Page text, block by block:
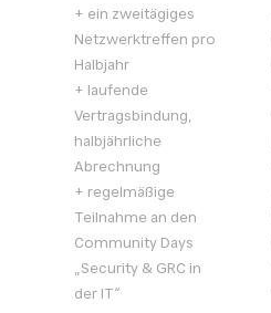
+ ein zweitägiges
Netzwerktreffen pro
Halbjahr
+ laufende
Vertragsbindung,
halbjährliche
Abrechnung
+ regelmäßige
Teilnahme an den
Community Days
„Security & GRC in
der IT“